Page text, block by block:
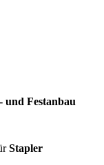
und Festanbau
Stapler